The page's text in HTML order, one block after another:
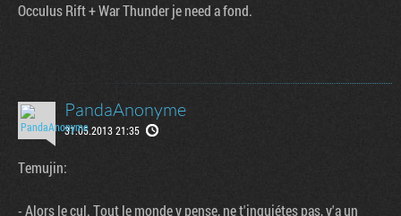
Occulus Rift + War Thunder je need a fond.
PandaAnonyme
31.05.2013 21:35
Temujin:
- Alors le cul. Tout le monde y pense, ne t'inquiétes pas, y'a un